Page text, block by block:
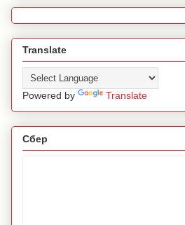
Translate
Powered by Translate
Сбер